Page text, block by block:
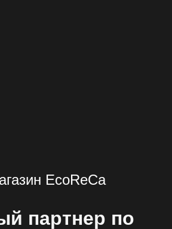
EcoReCa
партнер по